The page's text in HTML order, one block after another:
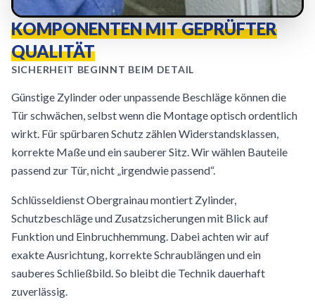
KOMPONENTEN MIT GEPRÜFTER
QUALITÄT
SICHERHEIT BEGINNT BEIM DETAIL
Günstige Zylinder oder unpassende Beschläge können die
Tür schwächen, selbst wenn die Montage optisch ordentlich
wirkt. Für spürbaren Schutz zählen Widerstandsklassen,
korrekte Maße und ein sauberer Sitz. Wir wählen Bauteile
passend zur Tür, nicht „irgendwie passend“.
Schlüsseldienst Obergrainau montiert Zylinder,
Schutzbeschläge und Zusatzsicherungen mit Blick auf
Funktion und Einbruchhemmung. Dabei achten wir auf
exakte Ausrichtung, korrekte Schraublängen und ein
sauberes Schließbild. So bleibt die Technik dauerhaft
zuverlässig.